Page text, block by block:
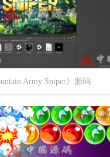
Army Sniper》源码